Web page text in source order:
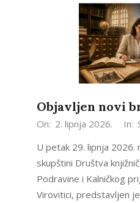
Objavljen novi
2026-
02
On: 2. lipnja 2026. In:
U petak 29. lipnja 2026.
skupštini Društva
Podravine i Kalničkog
Virovitici, predstavljen